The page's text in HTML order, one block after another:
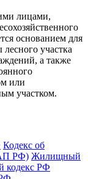
лицами,
основанием для
участка
а также
или
участком.
Кодекс об
РФ) Жилищный
кодекс РФ